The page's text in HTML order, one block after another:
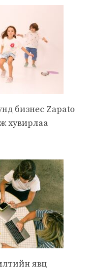
бизнес Zapato
хувирлаа
явц